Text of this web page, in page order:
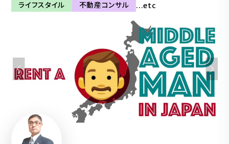
ライフスタイル 不動産コンサル ...etc